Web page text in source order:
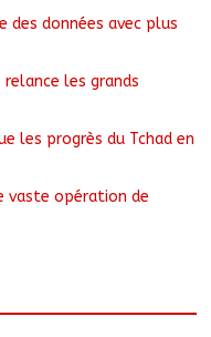
des données avec plus
relance les grands
les progrès du Tchad en
vaste opération de